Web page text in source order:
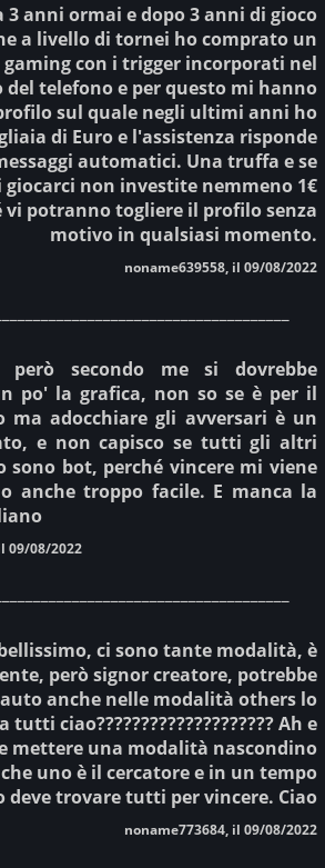
3 anni ormai e dopo 3 anni di gioco
a livello di tornei ho comprato un
con i trigger incorporati nel
del telefono e per questo mi hanno
sul quale negli ultimi anni ho
di Euro e l'assistenza risponde
automatici. Una truffa e se
giocarci non investite nemmeno 1€
vi potranno togliere il profilo senza
motivo in qualsiasi momento.
noname639558, il 09/08/2022
però secondo me si dovrebbe
po' la grafica, non so se è per il
ma adocchiare gli avversari è un
e non capisco se tutti gli altri
sono bot, perché vincere mi viene
anche troppo facile. E manca la
09/08/2022
ci sono tante modalità, è
però signor creatore, potrebbe
anche nelle modalità others lo
tutti ciao???????????????????? Ah e
mettere una modalità nascondino
uno è il cercatore e in un tempo
trovare tutti per vincere. Ciao
noname773684, il 09/08/2022